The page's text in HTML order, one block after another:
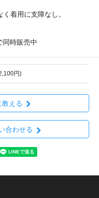
着用に支障なし。
時販売中
円)
える
合わせる